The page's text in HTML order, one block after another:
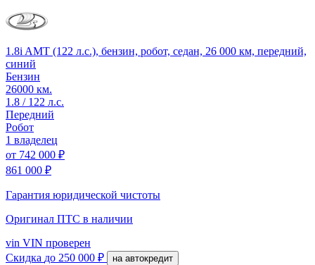
1.8i AMT (122 л.с.), бензин, робот, седан, 26 000 км, передний,
синий
Бензин
26000 км.
1.8 / 122 л.с.
Передний
Робот
1 владелец
от 742 000 ₽
861 000 ₽
Гарантия юридической чистоты
Оригинал ПТС в наличии
vin VIN проверен
Скидка до 250 000 ₽ на автокредит